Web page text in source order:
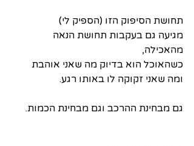
תחושת הסיפוק הזו (הספיק לי)
מגיעה גם בעקבות תחושת הנאה
מהאכילה,
כשהאוכל הוא בדיוק מה שאני אוהבת
ומה שאני זקוקה לו באותו רגע.
גם מבחינת ההרכב וגם מבחינת הכמות.